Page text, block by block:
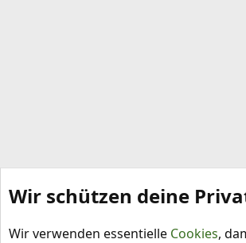
Schlagworte
Wir schützen deine
Wir verwenden essentielle Cookies,